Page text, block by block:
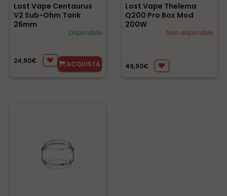
Lost Vape Centaurus
V2 Sub-Ohm Tank
26mm
Disponibile
24,90€ ACQUISTA
Lost Vape Thelema
Q200 Pro Box Mod
200W
Non disponibile
49,90€